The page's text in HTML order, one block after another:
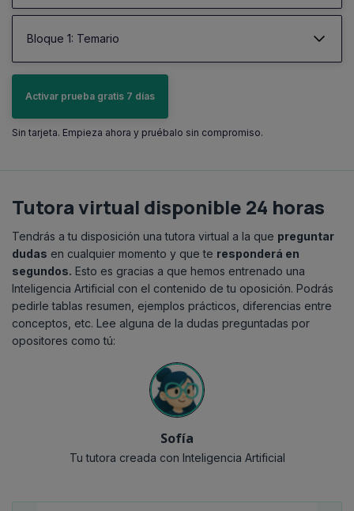
Bloque 1: Temario
Activar prueba gratis 7 días
Sin tarjeta. Empieza ahora y pruébalo sin compromiso.
Tutora virtual disponible 24 horas
Tendrás a tu disposición una tutora virtual a la que preguntar
dudas en cualquier momento y que te responderá en
segundos. Esto es gracias a que hemos entrenado una
Inteligencia Artificial con el contenido de tu oposición. Podrás
pedirle tablas resumen, ejemplos prácticos, diferencias entre
conceptos, etc. Lee alguna de la dudas preguntadas por
opositores como tú:
Sofía
Tu tutora creada con Inteligencia Artificial